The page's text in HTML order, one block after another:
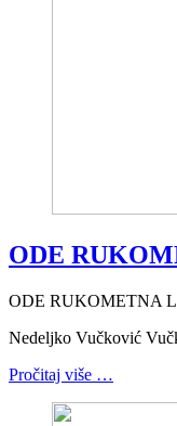
ODE
ODE RUKOMETNA
Nedeljko Vučković
Pročitaj više …